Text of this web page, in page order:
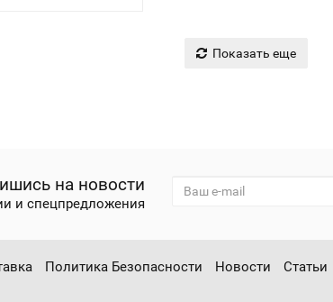
Показать еще
на новости
и спецпредложения
Политика Безопасности Новости Статьи